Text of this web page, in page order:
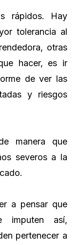
rápidos. Hay
tolerancia al
otras
hacer, es ir
de ver las
y riesgos
manera que
severos a la
a pensar que
imputen así,
pertenecer a